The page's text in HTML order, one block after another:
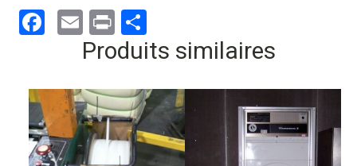
Facebook
Email
Print
Produits similaires